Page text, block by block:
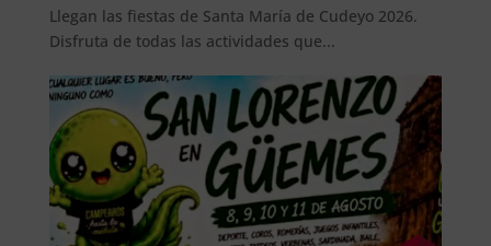
Llegan las fiestas de Santa María de Cudeyo 2026.
Disfruta de todas las actividades que...